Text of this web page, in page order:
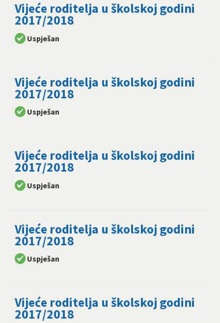
Vijeće roditelja u školskoj godini
2017/2018
Uspješan
Vijeće roditelja u školskoj godini
2017/2018
Uspješan
Vijeće roditelja u školskoj godini
2017/2018
Uspješan
Vijeće roditelja u školskoj godini
2017/2018
Uspješan
Vijeće roditelja u školskoj godini
2017/2018